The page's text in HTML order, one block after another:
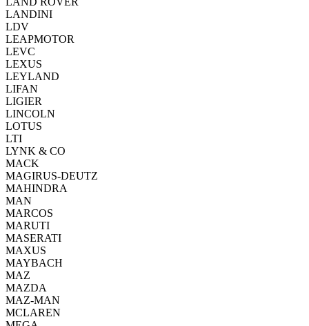
LANDINI
LDV
LEAPMOTOR
LEVC
LEXUS
LEYLAND
LIFAN
LIGIER
LINCOLN
LOTUS
LTI
LYNK & CO
MACK
MAGIRUS-DEUTZ
MAHINDRA
MAN
MARCOS
MARUTI
MASERATI
MAXUS
MAYBACH
MAZ
MAZDA
MAZ-MAN
MCLAREN